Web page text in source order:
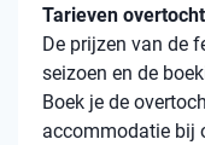
Tarieven overtocht
De prijzen van de
seizoen en de
Boek je de
accommodatie bij